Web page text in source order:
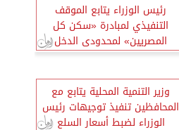
رئيس الوزراء يتابع الموقف
التنفيذي لمبادرة «سكن كل
المصريين» لمحدودى الدخل
وزير التنمية المحلية يتابع مع
المحافظين تنفيذ توجيهات رئيس
الوزراء لضبط أسعار السلع